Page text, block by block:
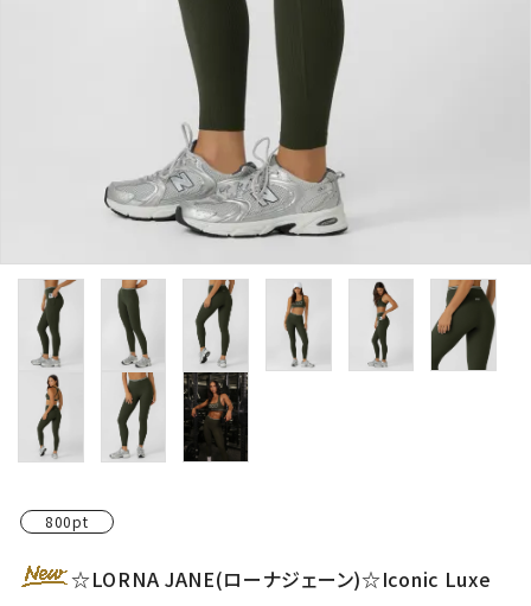
800pt
☆LORNA JANE(ローナジェーン)☆Iconic Luxe